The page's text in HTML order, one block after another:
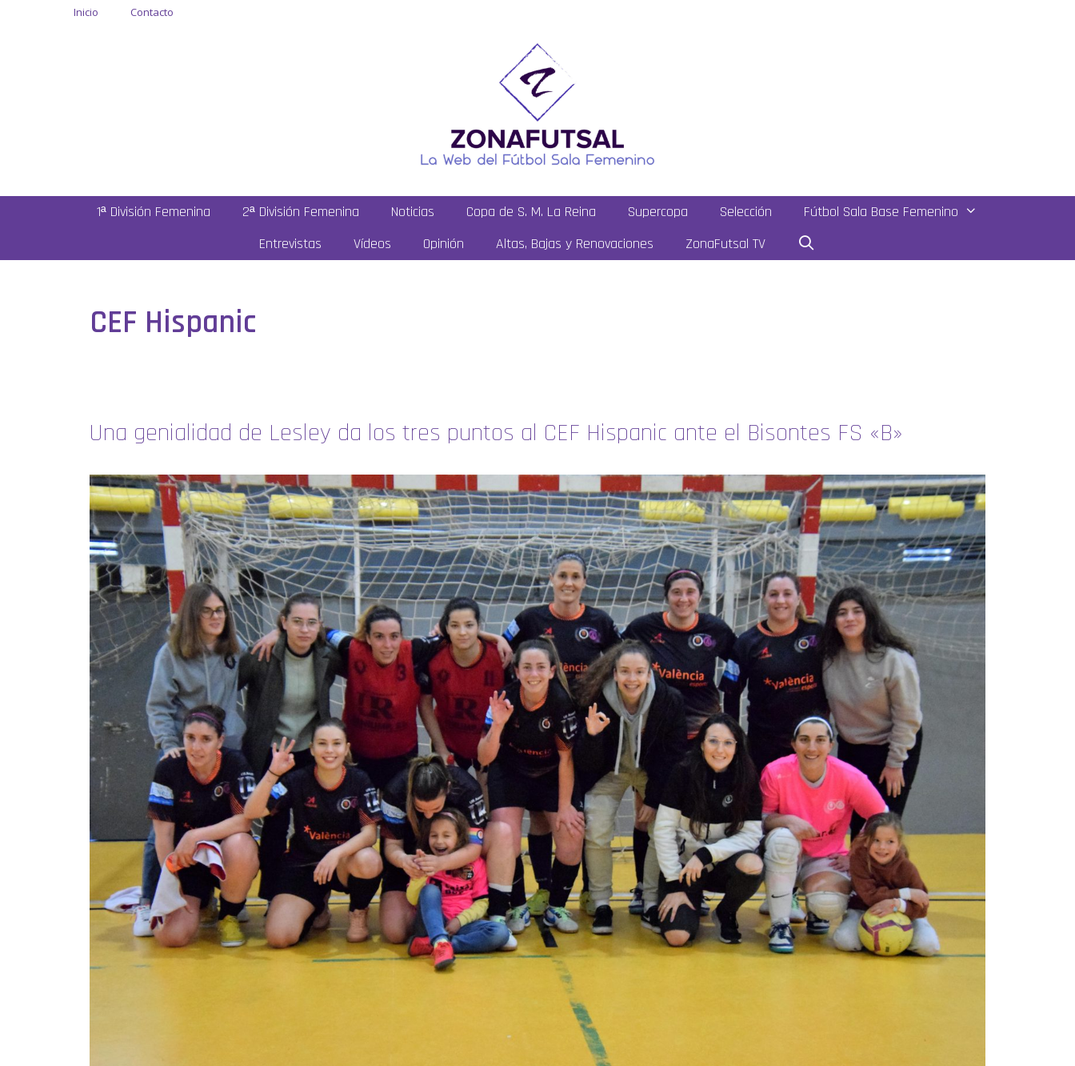
Inicio Contacto
1ª División Femenina 2ª División Femenina Noticias Copa de S. M. La Reina Supercopa Selección
Fútbol Sala Base Femenino
Entrevistas
Vídeos Opinión Altas, Bajas y Renovaciones ZonaFutsal TV
CEF Hispanic
Una genialidad de Lesley da los tres puntos al CEF Hispanic ante el Bisontes FS «B»